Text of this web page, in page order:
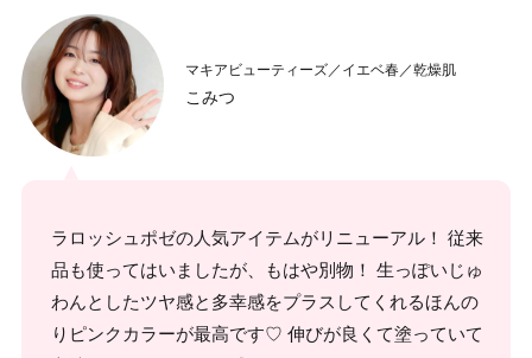
マキアビューティーズ／イエベ春／乾燥肌
こみつ
ラロッシュポゼの人気アイテムがリニューアル！ 従来
品も使ってはいましたが、もはや別物！ 生っぽいじゅ
わんとしたツヤ感と多幸感をプラスしてくれるほんの
りピンクカラーが最高です♡ 伸びが良くて塗っていて